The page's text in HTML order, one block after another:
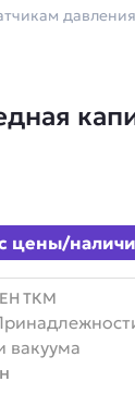
цены/
ТКМ
вакуума